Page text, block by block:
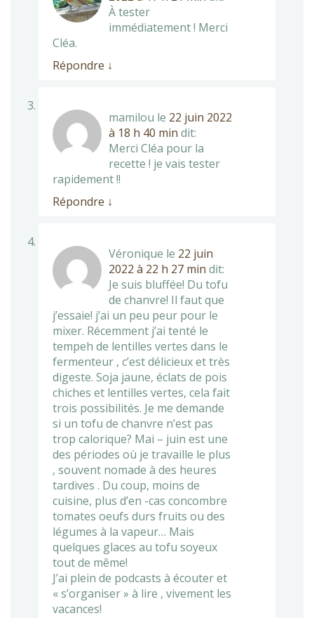
À tester
immédiatement ! Merci
Cléa.
Répondre ↓
mamilou le 22 juin 2022
à 18 h 40 min dit:
Merci Cléa pour la
recette ! je vais tester
rapidement !!
Répondre ↓
Véronique le 22 juin
2022 à 22 h 27 min dit:
Je suis bluffée! Du tofu
de chanvre! Il faut que
j’essaie! j’ai un peu peur pour le
mixer. Récemment j’ai tenté le
tempeh de lentilles vertes dans le
fermenteur , c’est délicieux et très
digeste. Soja jaune, éclats de pois
chiches et lentilles vertes, cela fait
trois possibilités. Je me demande
si un tofu de chanvre n’est pas
trop calorique? Mai – juin est une
des périodes où je travaille le plus
, souvent nomade à des heures
tardives . Du coup, moins de
cuisine, plus d’en -cas concombre
tomates oeufs durs fruits ou des
légumes à la vapeur… Mais
quelques glaces au tofu soyeux
tout de même!
J’ai plein de podcasts à écouter et
« s’organiser » à lire , vivement les
vacances!